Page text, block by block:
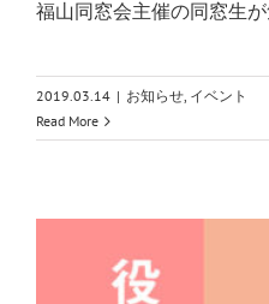
福山同窓会主催の同窓生
2019.03.14 | お知らせ, イベント
Read More